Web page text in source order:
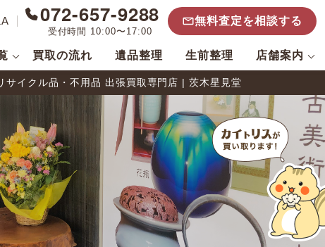
072-657-9288
受付時間 10:00〜17:00
無料査定を相談する
買取の流れ 遺品整理 生前整理 店舗案内
サイクル品・不用品 出張買取専門店 | 茨木星見堂